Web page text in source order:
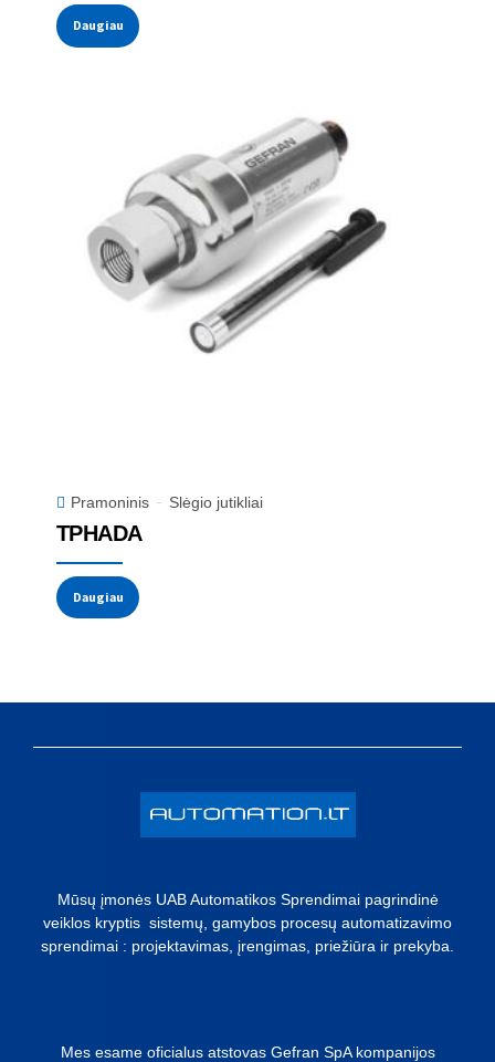
Daugiau
Pramoninis Slėgio jutikliai
TPHADA
Daugiau
Mūsų įmonės UAB Automatikos Sprendimai pagrindinė
veiklos kryptis sistemų, gamybos procesų automatizavimo
sprendimai : projektavimas, įrengimas, priežiūra ir prekyba.
Mes esame oficialus atstovas Gefran SpA kompanijos